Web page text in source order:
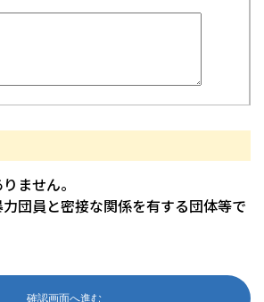
ません。
団員と密接な関係を有する団体等で